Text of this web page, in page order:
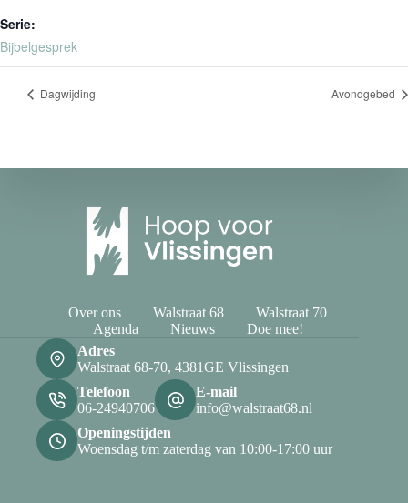
Serie:
Bijbelgesprek
Dagwijding Avondgebed
Over ons Walstraat 68
Walstraat 70
Agenda
Nieuws
Doe mee!
Adres
Walstraat 68-70, 4381GE Vlissingen
Telefoon
06-24940706
E-mail
info@walstraat68.nl
Openingstijden
Woensdag t/m zaterdag van 10:00-17:00 uur